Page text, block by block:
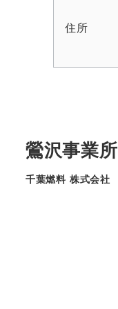
住所
鶯沢事業所
千葉燃料 株式会社